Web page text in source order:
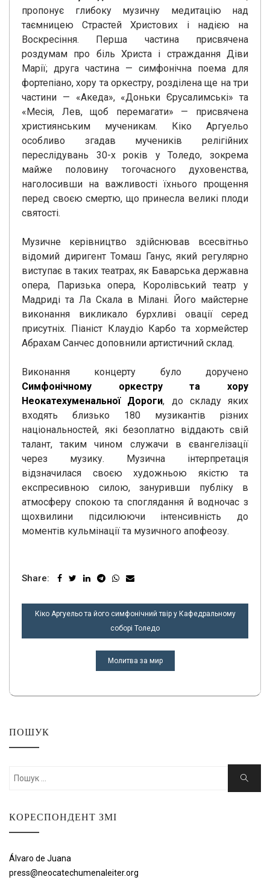
пропонує глибоку музичну медитацію над
таємницею Страстей Христових і надією на
Воскресіння. Перша частина присвячена
роздумам про біль Христа і страждання Діви
Марії; друга частина — симфонічна поема для
фортепіано, хору та оркестру, розділена ще на три
частини — «Акеда», «Доньки Єрусалимські» та
«Месія, Лев, щоб перемагати» — присвячена
християнським мученикам. Кіко Аргуельо
особливо згадав мучеників релігійних
переслідувань 30-х років у Толедо, зокрема
майже половину тогочасного духовенства,
наголосивши на важливості їхнього прощення
перед своєю смертю, що принесла великі плоди
святості.
Музичне керівництво здійснював всесвітньо
відомий диригент Томаш Ганус, який регулярно
виступає в таких театрах, як Баварська державна
опера, Паризька опера, Королівський театр у
Мадриді та Ла Скала в Мілані. Його майстерне
виконання викликало бурхливі овації серед
присутніх. Піаніст Клаудіо Карбо та хормейстер
Абрахам Санчес доповнили артистичний склад.
Виконання концерту було доручено
Симфонічному оркестру та хору
Неокатехуменальної Дороги, до складу яких
входять близько 180 музикантів різних
національностей, які безоплатно віддають свій
талант, таким чином служачи в євангелізації
через музику. Музична інтерпретація
відзначилася своєю художньою якістю та
експресивною силою, зануривши публіку в
атмосферу спокою та споглядання й водночас з
щохвилини підсилюючи інтенсивність до
моментів кульмінації та музичного апофеозу.
Share:
НАВІГАЦІЯ
Кіко Аргуельо та його симфонічний твір у Кафедральному
соборі Толедо
Молитва за мир
ПОШУК
Шукати:
Пошук
КОРЕСПОНДЕНТ ЗМІ
Álvaro de Juana
press@neocatechumenaleiter.org